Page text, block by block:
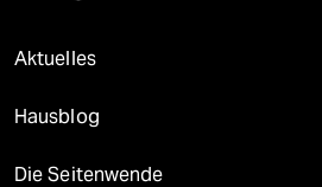
Aktuelles
Hausblog
Die Seitenwende